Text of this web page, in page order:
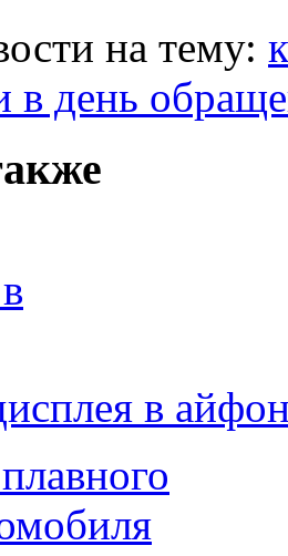
на тему:
в день
в